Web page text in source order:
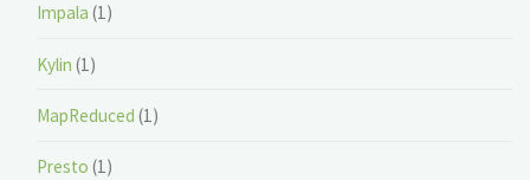
Impala (1)
Kylin (1)
MapReduced (1)
Presto (1)